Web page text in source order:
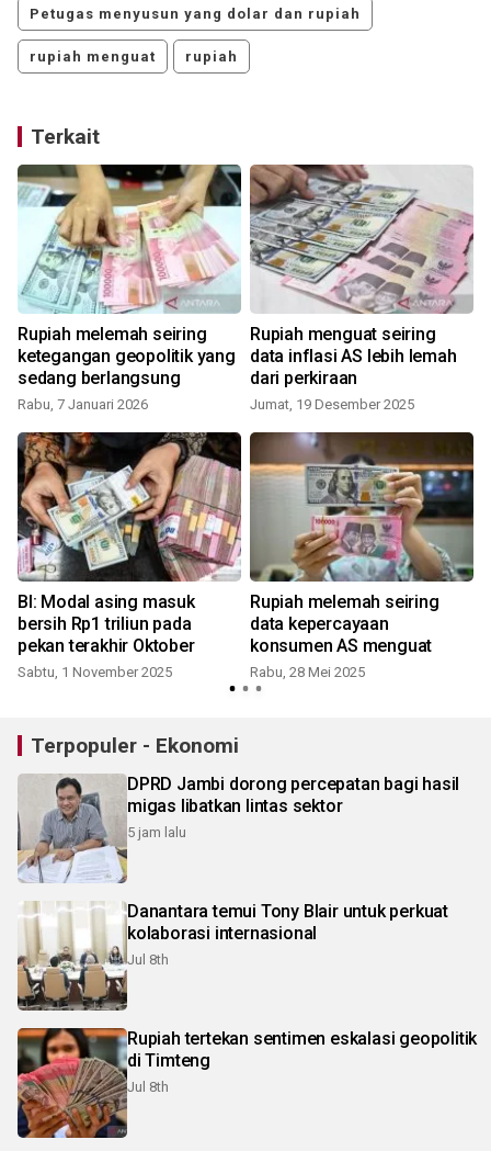
Petugas menyusun yang dolar dan rupiah
rupiah menguat rupiah
Terkait
Rupiah melemah seiring
ketegangan geopolitik yang
sedang berlangsung
Rabu, 7 Januari 2026
Rupiah menguat seiring
data inflasi AS lebih lemah
dari perkiraan
Jumat, 19 Desember 2025
BI: Modal asing masuk
bersih Rp1 triliun pada
pekan terakhir Oktober
Sabtu, 1 November 2025
Rupiah melemah seiring
data kepercayaan
konsumen AS menguat
Rabu, 28 Mei 2025
Terpopuler - Ekonomi
DPRD Jambi dorong percepatan bagi hasil
migas libatkan lintas sektor
5 jam lalu
Danantara temui Tony Blair untuk perkuat
kolaborasi internasional
Jul 8th
Rupiah tertekan sentimen eskalasi geopolitik
di Timteng
Jul 8th